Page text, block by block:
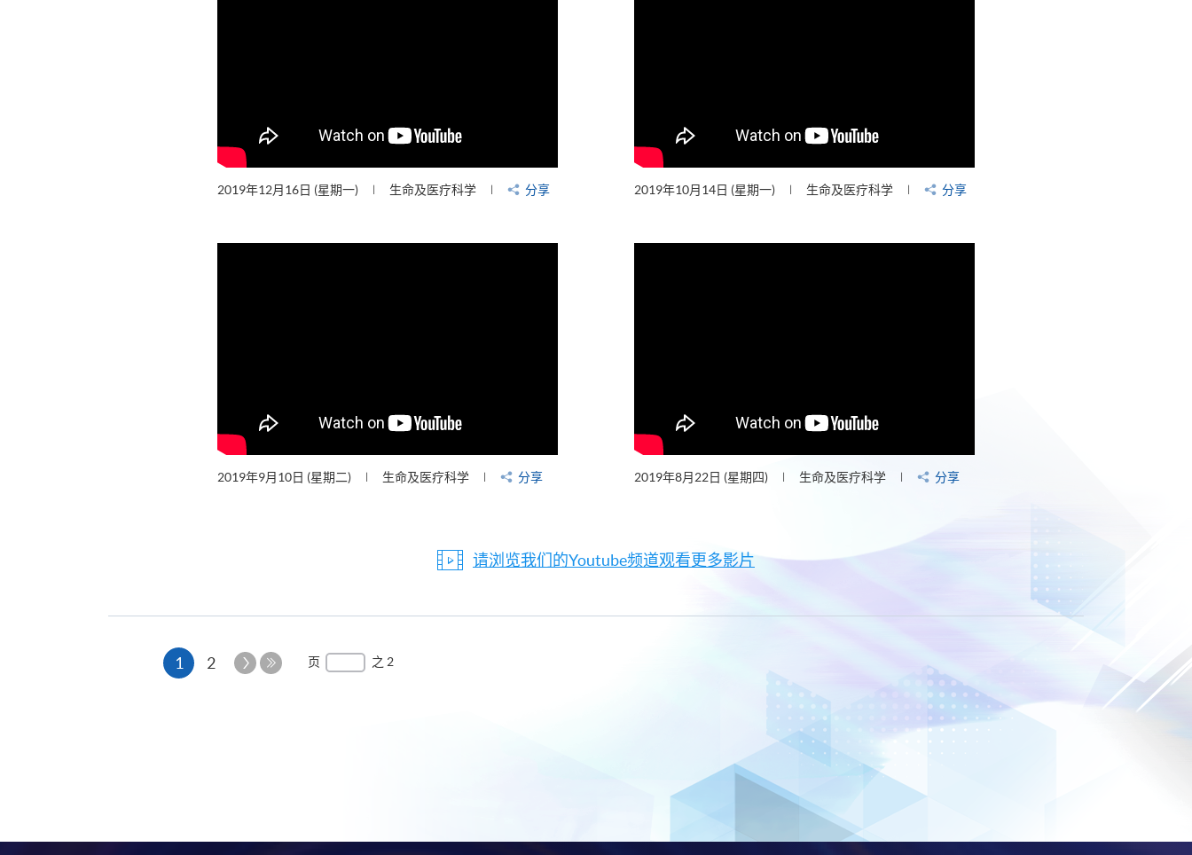
2019年12月16日 (星期一) 生命及医疗科学 分享 2019年10月14日 (星期一) 生命及医疗科学 分享
2019年9月10日 (星期二) 生命及医疗科学 分享 2019年8月22日 (星期四) 生命及医疗科学 分享
请浏览我们的Youtube频道观看更多影片
1 本
2
下
页 之 2